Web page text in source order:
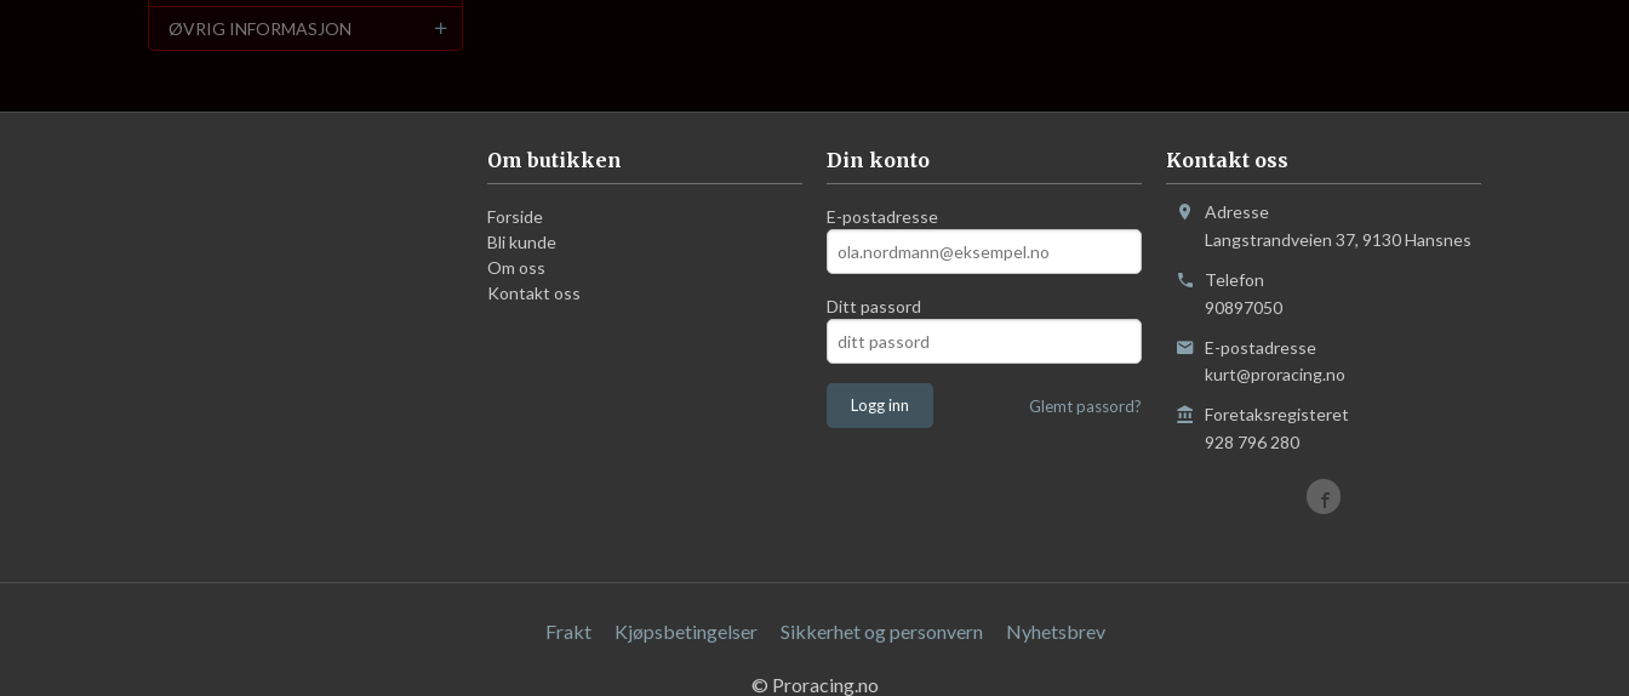
ØVRIG INFORMASJON
Om butikken
Forside
Bli kunde
Om oss
Kontakt oss
Din konto
E-postadresse
Ditt passord
Glemt passord?
Kontakt oss
Adresse
Langstrandveien 37, 9130Hansnes
Telefon
90897050
E-postadresse
kurt@proracing.no
Foretaksregisteret
928 796 280
Frakt Kjøpsbetingelser Sikkerhet og personvern Nyhetsbrev
© Proracing.no